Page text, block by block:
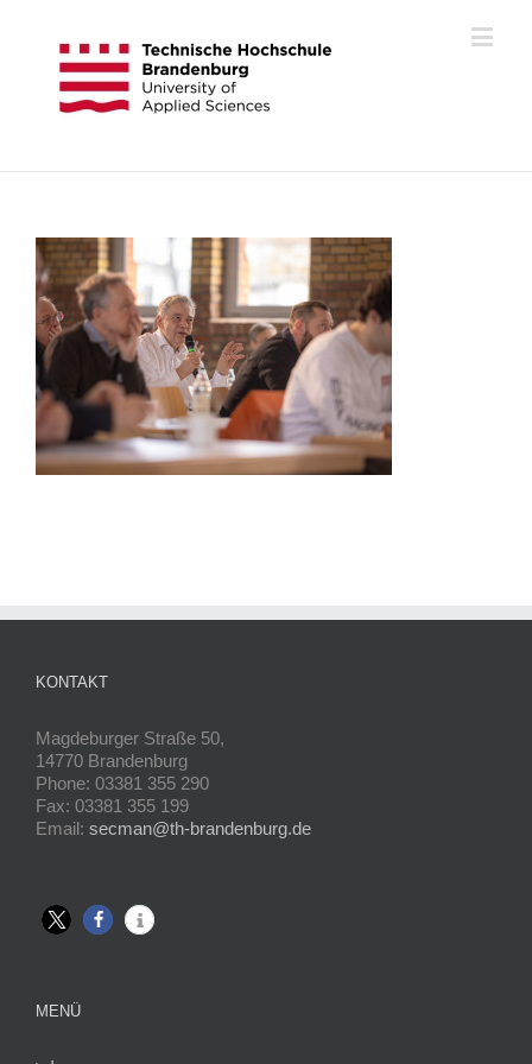
KONTAKT
Magdeburger Straße 50,
14770 Brandenburg
Phone: 03381 355 290
Fax: 03381 355 199
Email: secman@th-brandenburg.de
MENÜ